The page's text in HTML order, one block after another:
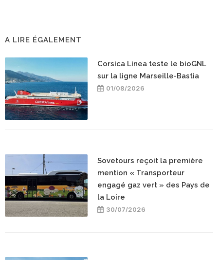
A LIRE ÉGALEMENT
Corsica Linea teste le bioGNL
sur la ligne Marseille-Bastia
01/08/2026
Sovetours reçoit la première
mention « Transporteur
engagé gaz vert » des Pays de
la Loire
30/07/2026